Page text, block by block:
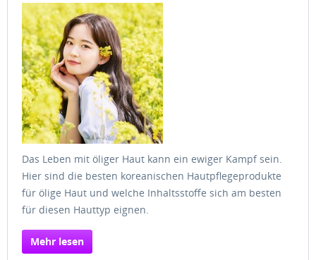
Das Leben mit öliger Haut kann ein ewiger Kampf sein.
Hier sind die besten koreanischen Hautpflegeprodukte
für ölige Haut und welche Inhaltsstoffe sich am besten
für diesen Hauttyp eignen.
Mehr lesen